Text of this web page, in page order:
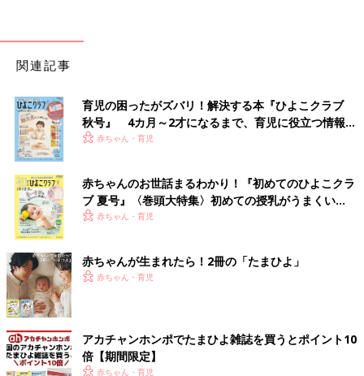
関連記事
育児の困ったがズバリ！解決する本『ひよこクラブ
秋号』 4カ月～2才になるまで、育児に役立つ情報が
いっぱい！
赤ちゃん・育児
赤ちゃんのお世話まるわかり！『初めてのひよこクラ
ブ 夏号』〈巻頭大特集〉初めての授乳がうまくい
く！ おっぱい・ミルクの基本と夏のトラブル 解決テ
赤ちゃん・育児
赤ちゃんが生まれたら！2冊の「たまひよ」
赤ちゃん・育児
アカチャンホンポでたまひよ雑誌を買うとポイント10
倍【期間限定】
赤ちゃん・育児